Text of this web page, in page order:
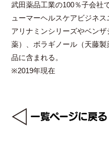
武田薬品工業の100％子会社
ューマーヘルスケアビジネ
アリナミンシリーズやベン
薬）、ボラギノール（天藤
品に含まれる。
※2019年現在